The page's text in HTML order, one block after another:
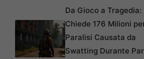
Da Gioco a Tragedia:
Chiede 176 Milioni
Paralisi Causata da
Swatting Durante